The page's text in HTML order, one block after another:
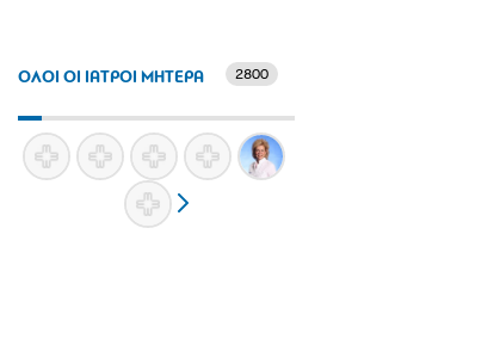
ΟΛΟΙ ΟΙ ΙΑΤΡΟΙ ΜΗΤΕΡΑ 2800